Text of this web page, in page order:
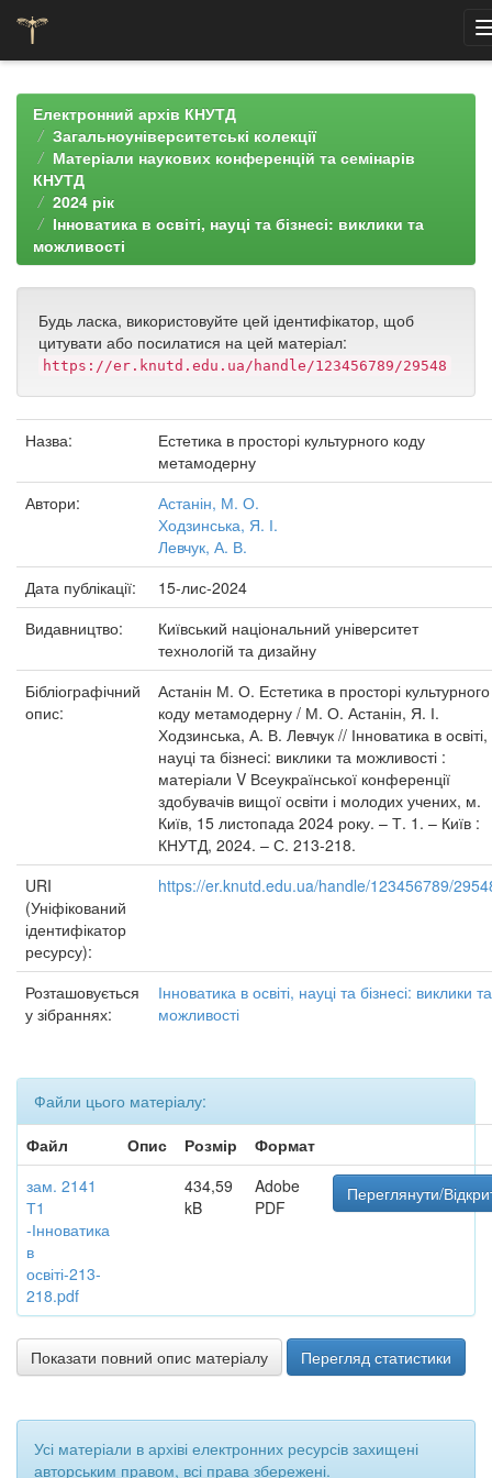
navigationЕлектронний архів КНУТД
Загальноуніверситетські колекції
Матеріали наукових конференцій та семінарів
КНУТД
2024 рік
Інноватика в освіті, науці та бізнесі: виклики та
можливості
Будь ласка, використовуйте цей ідентифікатор, щоб
цитувати або посилатися на цей матеріал:
https://er.knutd.edu.ua/handle/123456789/29548
Назва:
Естетика в просторі культурного коду
метамодерну
Автори:
Астанін, М. О.
Ходзинська, Я. І.
Левчук, А. В.
Дата публікації:
15-лис-2024
Видавництво:
Київський національний університет
технологій та дизайну
Бібліографічний
опис:
Астанін М. О. Естетика в просторі культурного
коду метамодерну / М. О. Астанін, Я. І.
Ходзинська, А. В. Левчук // Інноватика в освіті,
науці та бізнесі: виклики та можливості :
матеріали V Всеукраїнської конференції
здобувачів вищої освіти і молодих учених, м.
Київ, 15 листопада 2024 року. – Т. 1. – Київ :
КНУТД, 2024. – С. 213-218.
URI
(Уніфікований
ідентифікатор
ресурсу):
https://er.knutd.edu.ua/handle/123456789/
Розташовується
у зібраннях:
Інноватика в освіті, науці та бізнесі: виклики та
можливості
Файли цього матеріалу:
Файл
Опис Розмір
Формат
зам. 2141
Т1
-Інноватика
в
освіті-213-
218.pdf
434,59
kB
Adobe
PDF
Переглянути/
Показати повний опис матеріалу Перегляд статистики
Усі матеріали в архіві електронних ресурсів захищені
авторським правом, всі права збережені.